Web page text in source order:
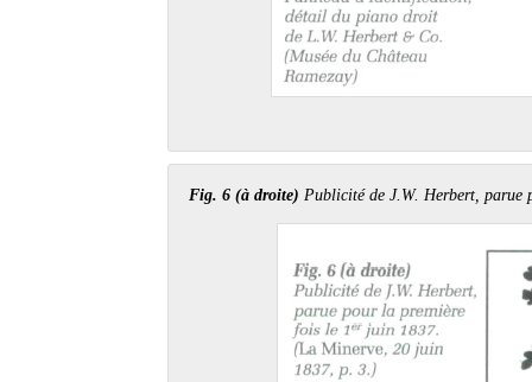
Fig. 6 (à droite) Publicité de J.W. Herbert, parue